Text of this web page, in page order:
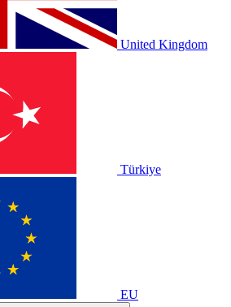
United Kingdom
Türkiye
EU